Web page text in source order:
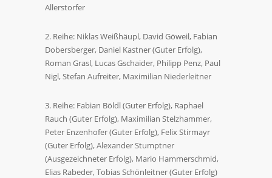
Allerstorfer
2. Reihe: Niklas Weißhäupl, David Göweil, Fabian
Dobersberger, Daniel Kastner (Guter Erfolg),
Roman Grasl, Lucas Gschaider, Philipp Penz, Paul
Nigl, Stefan Aufreiter, Maximilian Niederleitner
3. Reihe: Fabian Böldl (Guter Erfolg), Raphael
Rauch (Guter Erfolg), Maximilian Stelzhammer,
Peter Enzenhofer (Guter Erfolg), Felix Stirmayr
(Guter Erfolg), Alexander Stumptner
(Ausgezeichneter Erfolg), Mario Hammerschmid,
Elias Rabeder, Tobias Schönleitner (Guter Erfolg)